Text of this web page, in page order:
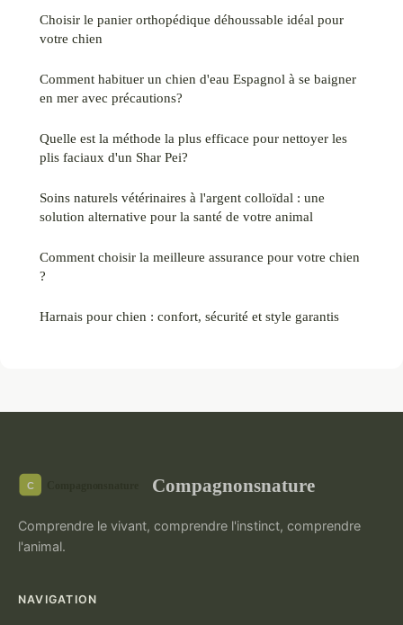
Choisir le panier orthopédique déhoussable idéal pour
votre chien
Comment habituer un chien d'eau Espagnol à se baigner
en mer avec précautions?
Quelle est la méthode la plus efficace pour nettoyer les
plis faciaux d'un Shar Pei?
Soins naturels vétérinaires à l'argent colloïdal : une
solution alternative pour la santé de votre animal
Comment choisir la meilleure assurance pour votre chien
?
Harnais pour chien : confort, sécurité et style garantis
Compagnonsnature
Comprendre le vivant, comprendre l'instinct, comprendre
l'animal.
NAVIGATION